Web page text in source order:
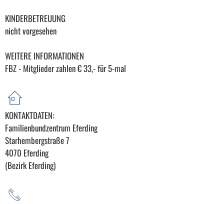
KINDERBETREUUNG
nicht vorgesehen
WEITERE INFORMATIONEN
FBZ - Mitglieder zahlen € 33,- für 5-mal
KONTAKTDATEN:
Familienbundzentrum Eferding
Starhembergstraße 7
4070 Eferding
(Bezirk Eferding)